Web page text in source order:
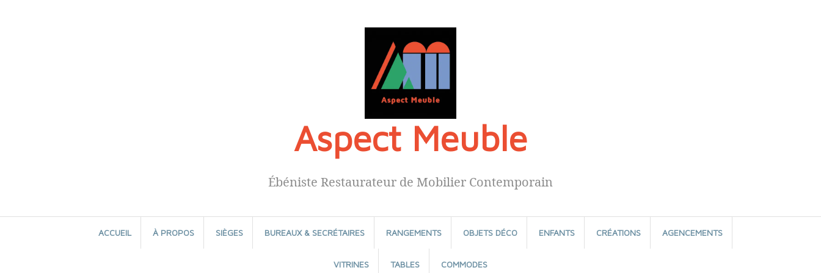
Aspect Meuble
Ébéniste Restaurateur de Mobilier Contemporain
ACCUEIL À PROPOS SIÈGES BUREAUX & SECRÉTAIRES RANGEMENTS OBJETS DÉCO ENFANTS CRÉATIONS AGENCEMENTS
VITRINES TABLES COMMODES